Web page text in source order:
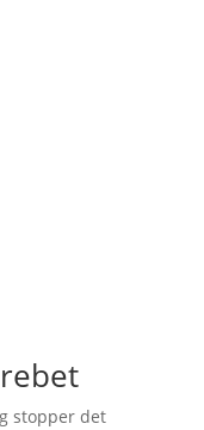
stopper det